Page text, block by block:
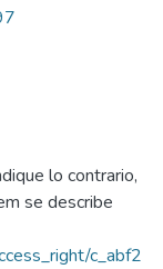
lo contrario,
se describe
c_abf2